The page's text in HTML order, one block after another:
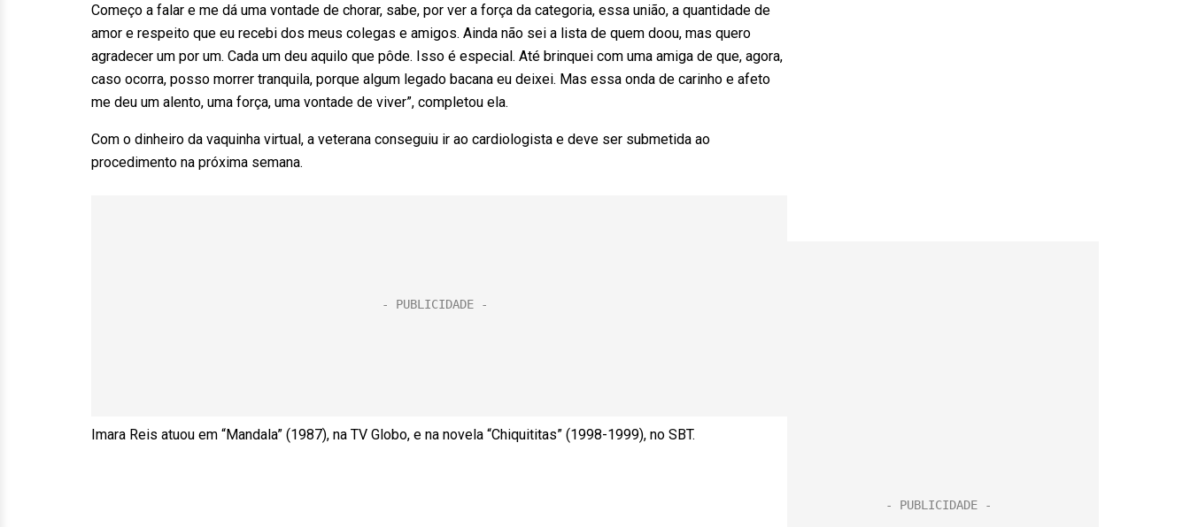
Começo a falar e me dá uma vontade de chorar, sabe, por ver a força da categoria, essa união, a quantidade de
amor e respeito que eu recebi dos meus colegas e amigos. Ainda não sei a lista de quem doou, mas quero
agradecer um por um. Cada um deu aquilo que pôde. Isso é especial. Até brinquei com uma amiga de que, agora,
caso ocorra, posso morrer tranquila, porque algum legado bacana eu deixei. Mas essa onda de carinho e afeto
me deu um alento, uma força, uma vontade de viver”, completou ela.
Com o dinheiro da vaquinha virtual, a veterana conseguiu ir ao cardiologista e deve ser submetida ao
procedimento na próxima semana.
Imara Reis atuou em “Mandala” (1987), na TV Globo, e na novela “Chiquititas” (1998-1999), no SBT.